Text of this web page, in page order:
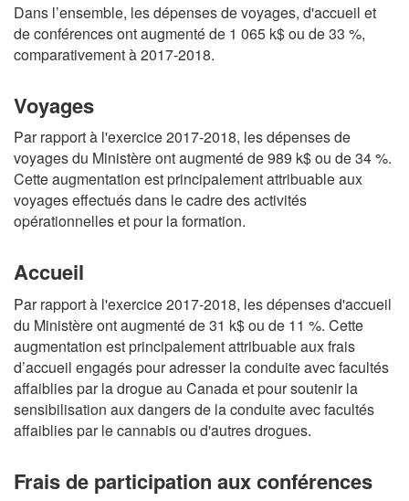
Dans l’ensemble, les dépenses de voyages, d'accueil et
de conférences ont augmenté de 1 065 k$ ou de 33 %,
comparativement à 2017-2018.
Voyages
Par rapport à l'exercice 2017-2018, les dépenses de
voyages du Ministère ont augmenté de 989 k$ ou de 34 %.
Cette augmentation est principalement attribuable aux
voyages effectués dans le cadre des activités
opérationnelles et pour la formation.
Accueil
Par rapport à l'exercice 2017-2018, les dépenses d'accueil
du Ministère ont augmenté de 31 k$ ou de 11 %. Cette
augmentation est principalement attribuable aux frais
d’accueil engagés pour adresser la conduite avec facultés
affaiblies par la drogue au Canada et pour soutenir la
sensibilisation aux dangers de la conduite avec facultés
affaiblies par le cannabis ou d'autres drogues.
Frais de participation aux conférences